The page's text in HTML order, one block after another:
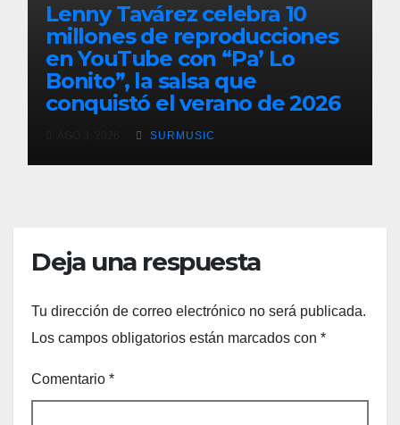
Lenny Tavárez celebra 10
millones de reproducciones
en YouTube con “Pa’ Lo
Bonito”, la salsa que
conquistó el verano de 2026
SURMUSIC
Deja una respuesta
Tu dirección de correo electrónico no será publicada.
Los campos obligatorios están marcados con *
Comentario *